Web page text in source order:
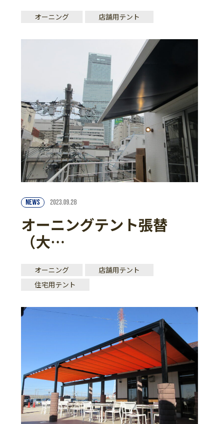
オーニング 店舗用テント
NEWS 2023.09.28
オーニングテント張替
（大…
オーニング
店舗用テント
住宅用テント